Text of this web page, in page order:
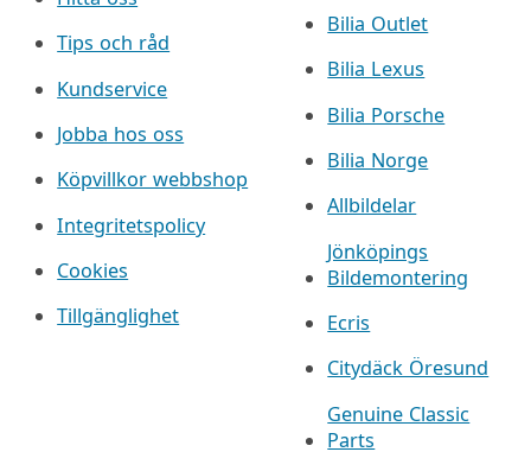
Tips och råd
Kundservice
Jobba hos oss
Köpvillkor webbshop
Integritetspolicy
Cookies
Tillgänglighet
Bilia Outlet
Bilia Lexus
Bilia Porsche
Bilia Norge
Allbildelar
Jönköpings
Bildemontering
Ecris
Citydäck Öresund
Genuine Classic
Parts